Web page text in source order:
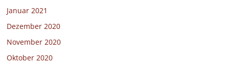
Januar 2021
Dezember 2020
November 2020
Oktober 2020